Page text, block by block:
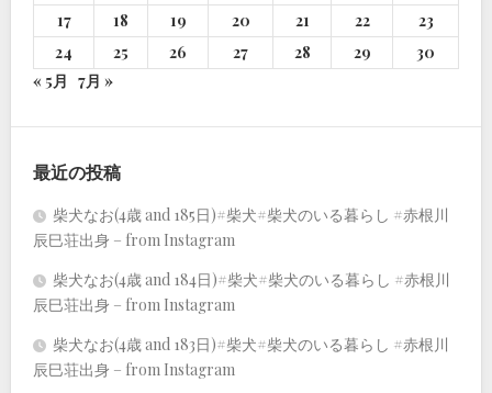
17
18 19 20 21 22
23
24
25 26 27 28 29
30
« 5月 7月 »
最近の投稿
柴犬なお(4歳 and 185日)#柴犬#柴犬のいる暮らし #赤根川
辰巳荘出身 – from Instagram
柴犬なお(4歳 and 184日)#柴犬#柴犬のいる暮らし #赤根川
辰巳荘出身 – from Instagram
柴犬なお(4歳 and 183日)#柴犬#柴犬のいる暮らし #赤根川
辰巳荘出身 – from Instagram